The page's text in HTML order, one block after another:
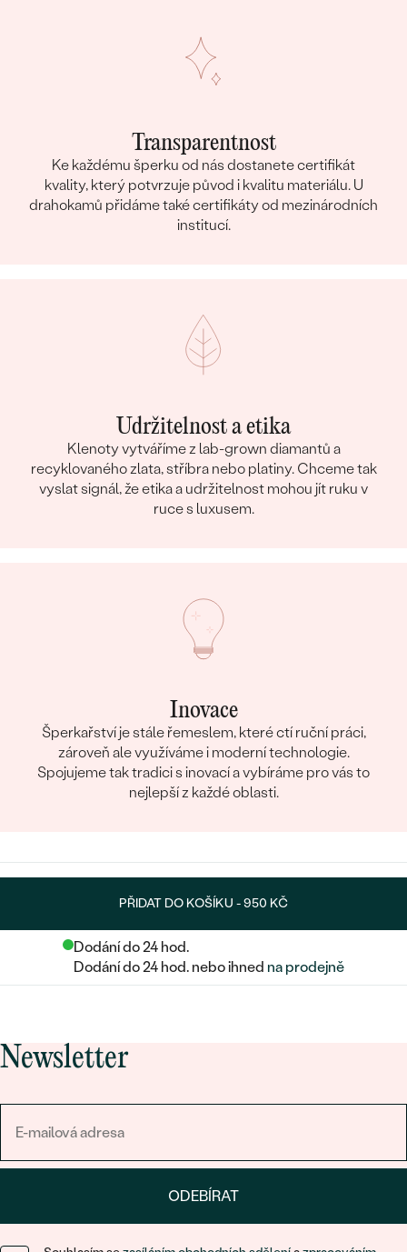
Transparentnost
Ke každému šperku od nás dostanete certifikát
kvality, který potvrzuje původ i kvalitu materiálu. U
drahokamů přidáme také certifikáty od mezinárodních
institucí.
Udržitelnost a etika
Klenoty vytváříme z lab-grown diamantů a
recyklovaného zlata, stříbra nebo platiny. Chceme tak
vyslat signál, že etika a udržitelnost mohou jít ruku v
ruce s luxusem.
Inovace
Šperkařství je stále řemeslem, které ctí ruční práci,
zároveň ale využíváme i moderní technologie.
Spojujeme tak tradici s inovací a vybíráme pro vás to
nejlepší z každé oblasti.
PŘIDAT DO KOŠÍKU -950 KČ
Dodání do 24 hod.
Dodání do 24 hod. nebo ihned na prodejně
Newsletter
ODEBÍRAT